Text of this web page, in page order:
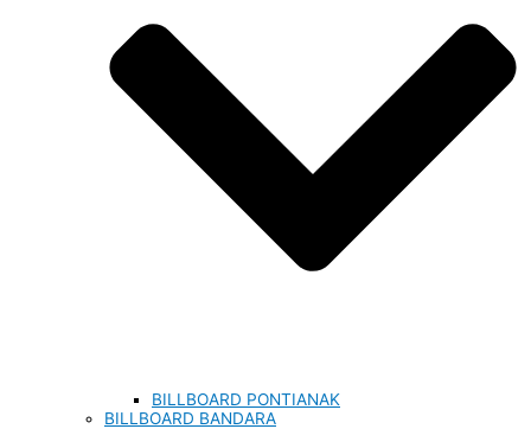
BILLBOARD PONTIANAK
BILLBOARD BANDARA